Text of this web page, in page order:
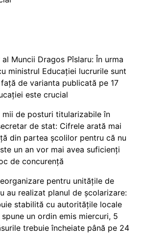
Muncii Dragos Pîslaru: În urma
ministrul Educației lucrurile sunt
de varianta publicată pe 17
este crucial
mii de posturi titularizabile în
de stat: Cifrele arată mai
din partea școlilor pentru că nu
un an vor mai avea suficienți
de concurență
pentru unitățile de
au realizat planul de școlarizare:
stabilită cu autoritățile locale
un ordin emis miercuri, 5
trebuie încheiate până pe 24